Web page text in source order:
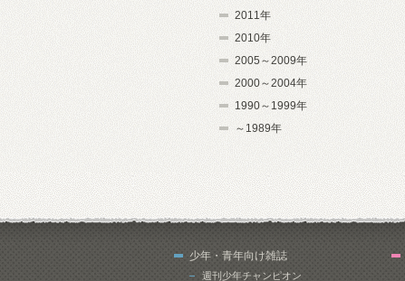
2011年
2010年
2005～2009年
2000～2004年
1990～1999年
～1989年
少年・青年向け雑誌
週刊少年チャンピオン